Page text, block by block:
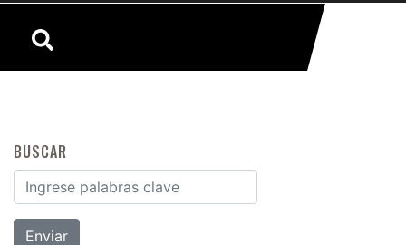
BUSCAR
Buscar por: